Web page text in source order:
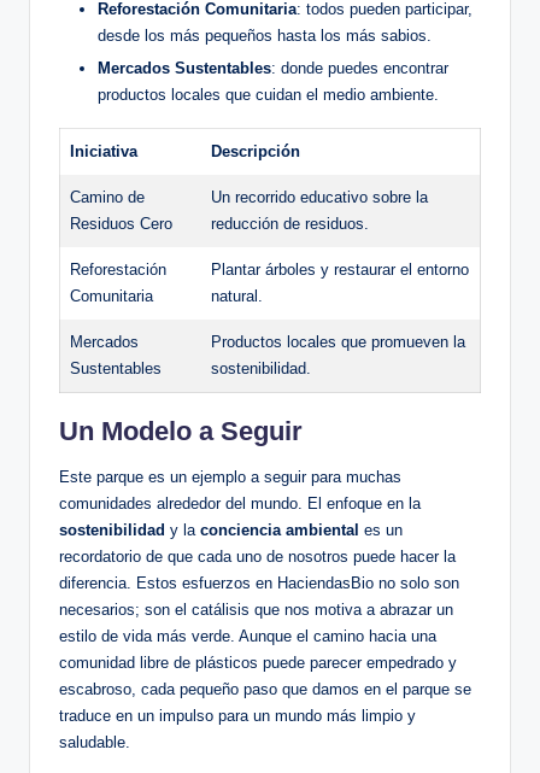
Reforestación Comunitaria: todos pueden participar,
desde los más pequeños hasta los más sabios.
Mercados Sustentables: donde puedes encontrar
productos locales que cuidan el medio ambiente.
Iniciativa Descripción
Camino de
Residuos Cero
Un recorrido educativo sobre la
reducción de residuos.
Reforestación
Comunitaria
Plantar árboles y restaurar el entorno
natural.
Mercados
Sustentables
Productos locales que promueven la
sostenibilidad.
Un Modelo a Seguir
Este parque es un ejemplo a seguir para muchas
comunidades alrededor del mundo. El enfoque en la
sostenibilidad y la conciencia ambiental es un
recordatorio de que cada uno de nosotros puede hacer la
diferencia. Estos esfuerzos en HaciendasBio no solo son
necesarios; son el catálisis que nos motiva a abrazar un
estilo de vida más verde. Aunque el camino hacia una
comunidad libre de plásticos puede parecer empedrado y
escabroso, cada pequeño paso que damos en el parque se
traduce en un impulso para un mundo más limpio y
saludable.